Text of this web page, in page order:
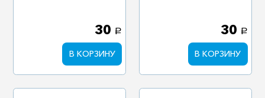
30 a
В КОРЗИНУ
30 a
В КОРЗИНУ